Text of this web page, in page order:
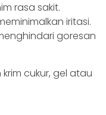
rasa sakit.
iritasi.
goresan
cukur, gel atau